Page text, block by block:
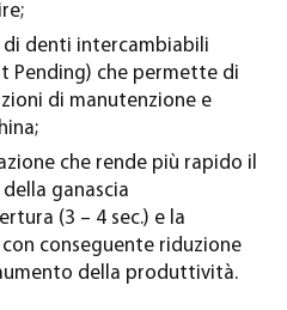
di denti intercambiabili
Pending) che permette di
di manutenzione e
che rende più rapido il
ganascia
(3 – 4 sec.) e la
con conseguente riduzione
della produttività.